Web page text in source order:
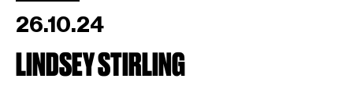
26.10.24
LINDSEY STIRLING